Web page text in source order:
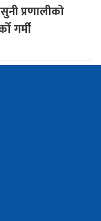
प्रणालीको
गर्मी